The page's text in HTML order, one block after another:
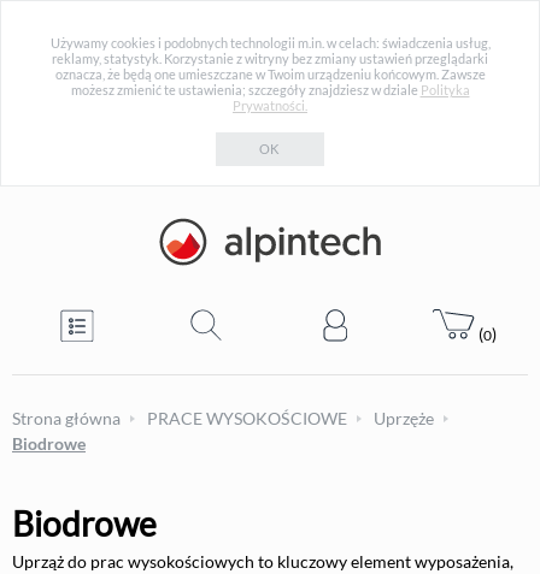
Używamy cookies i podobnych technologii m.in. w celach: świadczenia usług,
reklamy, statystyk. Korzystanie z witryny bez zmiany ustawień przeglądarki
oznacza, że będą one umieszczane w Twoim urządzeniu końcowym. Zawsze
możesz zmienić te ustawienia; szczegóły znajdziesz w dziale Polityka
Prywatności.
OK
(0)
Strona główna PRACE WYSOKOŚCIOWE
Uprzęże
Biodrowe
Biodrowe
Uprząż do prac wysokościowych to kluczowy element wyposażenia,